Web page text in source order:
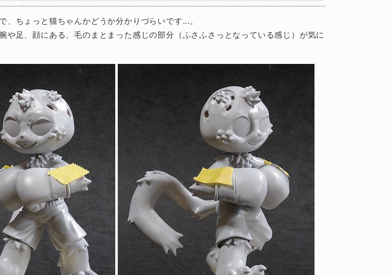
ちょっと猫ちゃんかどうか分かりづらいです...。
や足、顔にある、毛のまとまった感じの部分（ふさふさっとなっている感じ）が気に